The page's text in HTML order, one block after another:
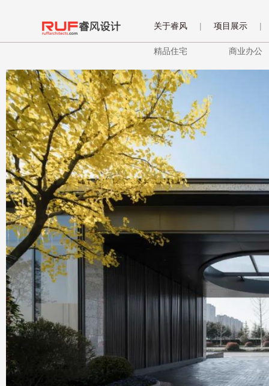
关于睿风 | 项目展示
精品住宅 商业办公
|